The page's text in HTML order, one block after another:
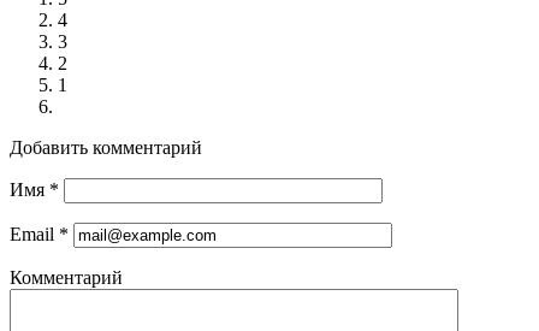
4
3
2
1
Добавить комментарий
Имя *
Email *
Комментарий